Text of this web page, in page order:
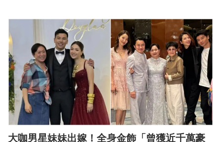
大咖男星妹妹出嫁！全身金飾「曾獲近千萬豪